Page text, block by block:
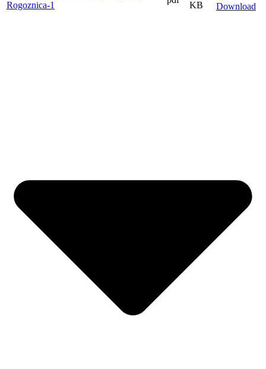
Rogoznica-1
KB
Download